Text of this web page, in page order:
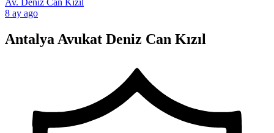
8 ay ago
Antalya Avukat Deniz Can Kızıl